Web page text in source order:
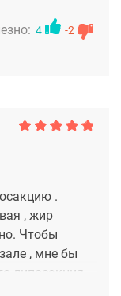
что
и
можно и
4 -2
.
, жир
Чтобы
, мне бы
липосакция
Вашей